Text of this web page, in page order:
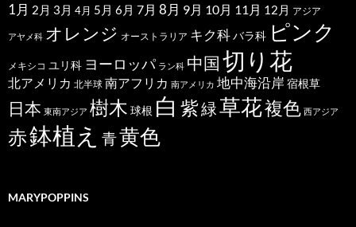
1月 2月 3月 4月 5月 6月 7月 8月 9月 10月 11月 12月 アジア
アヤメ科 オレンジ オーストラリア キク科バラ科 ピンク
メキシコ ユリ科 ヨーロッパ ラン科 中国切り花
北アメリカ 北半球 南アフリカ 南アメリカ 地中海沿岸 宿根草
日本 東南アジア 樹木 球根 白 紫緑草花複色 西アジア
赤鉢植え 青黄色
MARYPOPPINS